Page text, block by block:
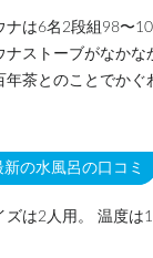
ナは6名2段組98〜
ナストーブがなかな
年茶とのことでかぐ
新の水風呂の口コミ
ズは2人用。 温度は